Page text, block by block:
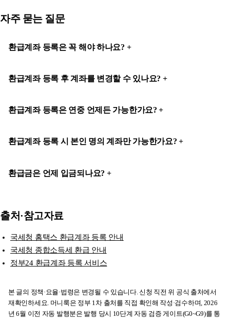
자주 묻는 질문
환급계좌 등록은 꼭 해야 하나요?
환급계좌 등록 후 계좌를 변경할 수 있나요?
환급계좌 등록은 연중 언제든 가능한가요?
환급계좌 등록 시 본인 명의 계좌만 가능한가요?
환급금은 언제 입금되나요?
출처·참고자료
국세청 홈택스 환급계좌 등록 안내
국세청 종합소득세 환급 안내
정부24 환급계좌 등록 서비스
본 글의 정책·요율·법령은 변경될 수 있습니다. 신청 직전 위 공식 출처에서
재확인하세요. 머니룩은 정부 1차 출처를 직접 확인해 작성·검수하며, 2026
년 6월 이전 자동 발행분은 발행 당시 10단계 자동 검증 게이트(G0~G9)를 통